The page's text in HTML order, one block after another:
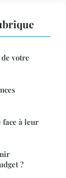
votre
face à leur
?